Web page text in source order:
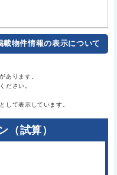
載物件情報の表示について
あります。
ださい。
して表示しています。
（試算）